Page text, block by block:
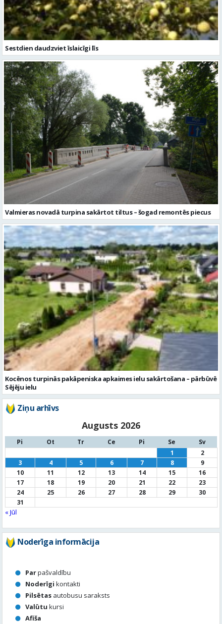
Sestdien daudzviet īslaicīgi līs
Valmieras novadā turpina sakārtot tiltus – šogad remontēs piecus
Kocēnos turpinās pakāpeniska apkaimes ielu sakārtošana – pārbūvē
Sējēju ielu
Ziņu arhīvs
Augusts 2026
Pi Ot Tr Ce Pi Se
Sv
1
2
3
4 5 6 7 8
9
10
11 12 13 14 15
16
17
18 19 20 21 22
23
24
25 26 27 28 29
30
31
« Jūl
Noderīga informācija
Parpašvaldību
Noderīgi kontakti
Pilsētas autobusu saraksts
Valūtu kursi
Afiša